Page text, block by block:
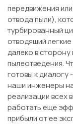
передвижения
отвода пыли),
турбированный
отводящий
далеко в
пылеотведения.
готовы к диалогу
наши инженеры
реализации всех
работать еще
прибыли от ее